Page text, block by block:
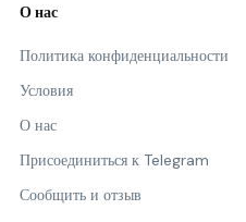
О нас
Политика конфиденциальности
Условия
О нас
Присоединиться к Telegram
Сообщить и отзыв